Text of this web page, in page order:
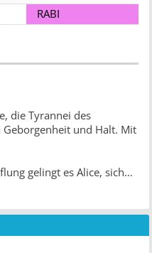
RABI
die Tyrannei des
und Halt. Mit
gelingt es Alice, sich
der Gewalt und die